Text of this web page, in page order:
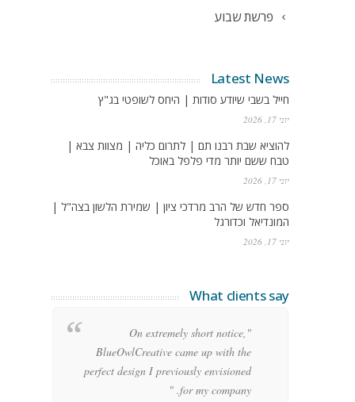
פרשת שבוע
Latest News
חייל בשבי שיודע סודות | היחס לשופטי בג"ץ
יוני 17, 2026
להוציא שבת רבנו תם | לתרום כליה | מצוות צבא |
טבח ששם יותר מדי פלפל באוכל
יוני 17, 2026
ספר חדש של הרב מרדכי ציון | שמירת הלשון בצה"ל |
המונדיאל וכדורגל
יוני 17, 2026
What clients say
"On extremely short notice,
BlueOwlCreative came up with the
perfect design I previously envisioned
for my company. "